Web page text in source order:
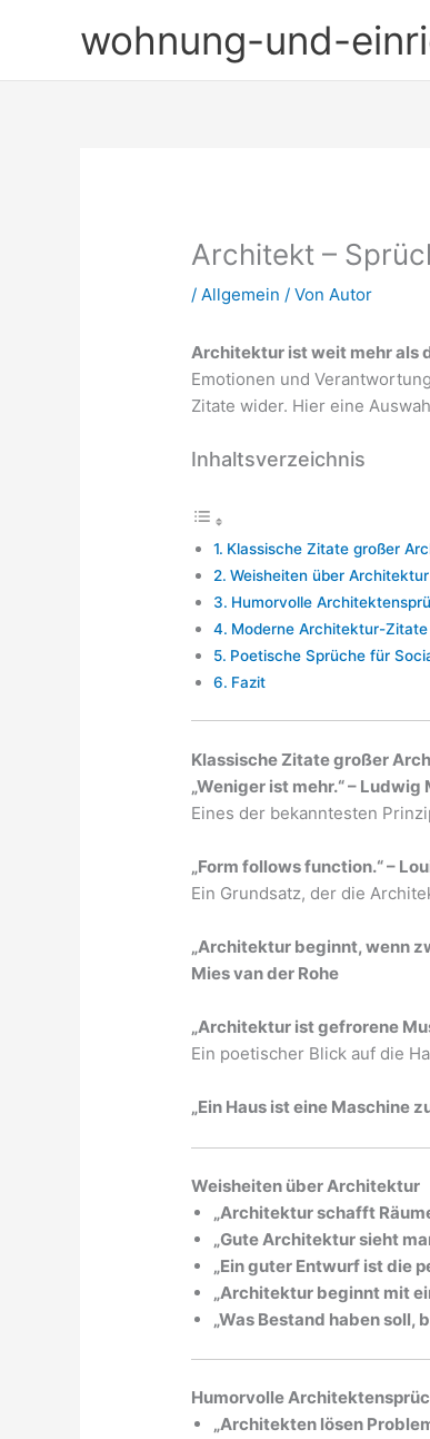
wohnung-und-
Architekt –
/Allgemein / VonAutor
Architektur ist weit mehr als
Emotionen und
Zitate wider. Hier eine
Inhaltsverzeichnis
Klassische Zitate großer
Weisheiten über Architektur
Humorvolle
Moderne Architektur-
Poetische Sprüche für
Fazit
Klassische Zitate großer
„Weniger ist mehr.“ – Ludwig
Eines der bekanntesten
„Form follows function.“ –
Ein Grundsatz, der die
„Architektur beginnt, wenn
Mies van der Rohe
„Architektur ist gefrorene
Ein poetischer Blick auf die
„Ein Haus ist eine Maschine
Weisheiten über Architektur
„Architektur schafft
„Gute Architektur sieht
„Ein guter Entwurf ist die
„Architektur beginnt mit
„Was Bestand haben soll,
Humorvolle
„Architekten lösen